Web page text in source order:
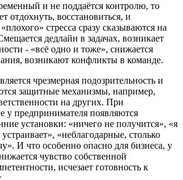
и не поддаётся контролю, то
отдохнуть, восстановиться, и
стресса сразу сказываются на
дедлайн в задачах, возникает
- «всё одно и тоже», снижается
возникают конфликты в команде.
чрезмерная подозрительность и
защитные механизмы, например,
на других. При
у предпринимателя появляются
установки: «ничего не получится», «я
«неблагодарные, столько
И что особенно опасно для бизнеса, у
чувство собственной
исчезает готовность к